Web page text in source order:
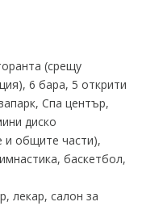
(срещу
6 бара, 5 открити
Спа център,
диско
и общите части),
баскетбол,
лекар, салон за